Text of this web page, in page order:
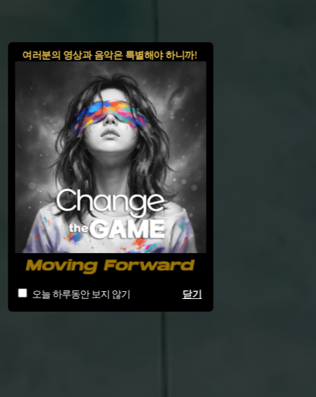
여러분의 영상과 음악은 특별해야 하니까!
오늘 하루동안 보지 않기 닫기